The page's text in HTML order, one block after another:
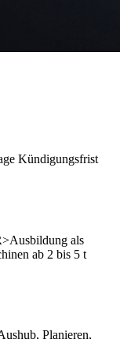
Kündigungsfrist
als
ab 2 bis 5 t
Planieren,